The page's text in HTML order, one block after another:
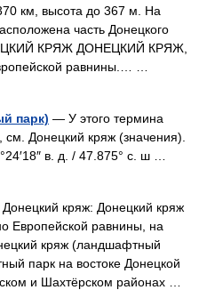
км, высота до 367 м. На
часть Донецкого
КРЯЖ ДОНЕЦКИЙ КРЯЖ,
равнины.… …
парк) — У этого термина
Донецкий кряж (значения).
в. д. / 47.875° с. ш …
кряж: Донецкий кряж
Европейской равнины, на
кряж (ландшафтный
парк на востоке Донецкой
и Шахтёрском районах …